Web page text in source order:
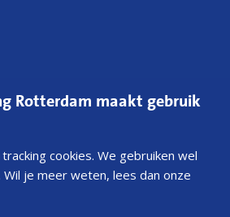
Rotterdam maakt gebruik
cookies. We gebruiken wel
Wil je meer weten, lees dan onze